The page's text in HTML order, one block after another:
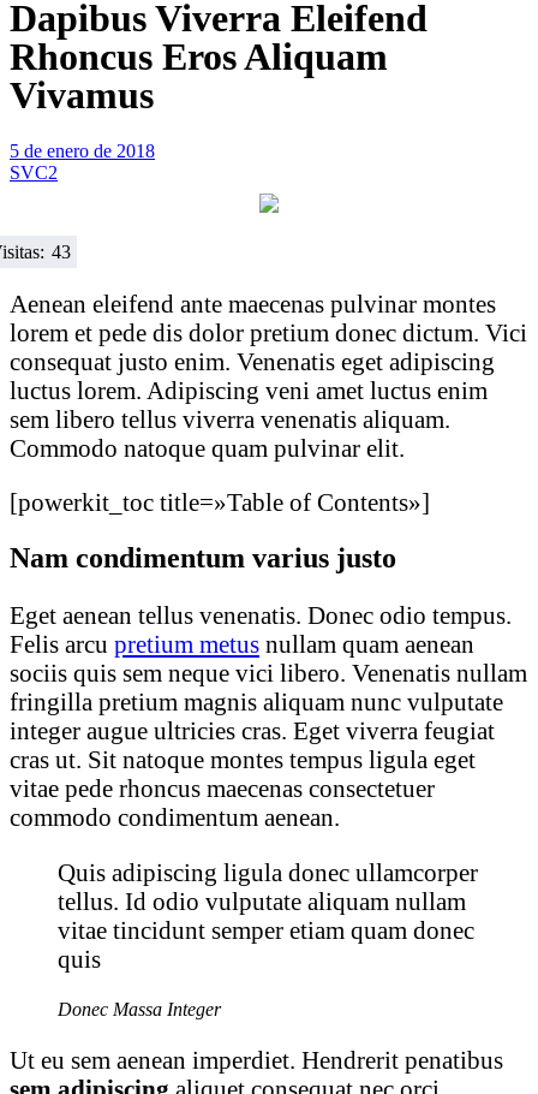
Dapibus Viverra Eleifend
Rhoncus Eros Aliquam
Vivamus
5 de enero de 2018
SVC2
43
Aenean eleifend ante maecenas pulvinar montes
lorem et pede dis dolor pretium donec dictum. Vici
consequat justo enim. Venenatis eget adipiscing
luctus lorem. Adipiscing veni amet luctus enim
sem libero tellus viverra venenatis aliquam.
Commodo natoque quam pulvinar elit.
[powerkit_toc title=»Table of Contents»]
Nam condimentum varius justo
Eget aenean tellus venenatis. Donec odio tempus.
Felis arcu pretium metus nullam quam aenean
sociis quis sem neque vici libero. Venenatis nullam
fringilla pretium magnis aliquam nunc vulputate
integer augue ultricies cras. Eget viverra feugiat
cras ut. Sit natoque montes tempus ligula eget
vitae pede rhoncus maecenas consectetuer
commodo condimentum aenean.
Quis adipiscing ligula donec ullamcorper
tellus. Id odio vulputate aliquam nullam
vitae tincidunt semper etiam quam donec
quis
Donec Massa Integer
Ut eu sem aenean imperdiet. Hendrerit penatibus